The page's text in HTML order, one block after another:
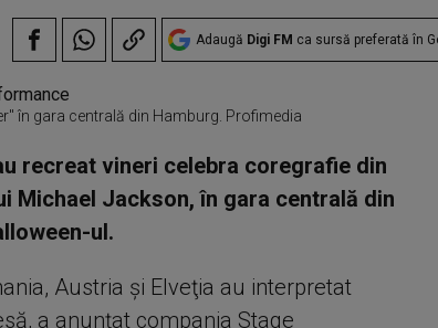
Adaugă Digi FM ca sursă preferată în
în gara centrală din Hamburg. Profimedia
recreat vineri celebra coregrafie din
Michael Jackson, în gara centrală din
ul.
Austria şi Elveţia au interpretat
a anunţat compania Stage